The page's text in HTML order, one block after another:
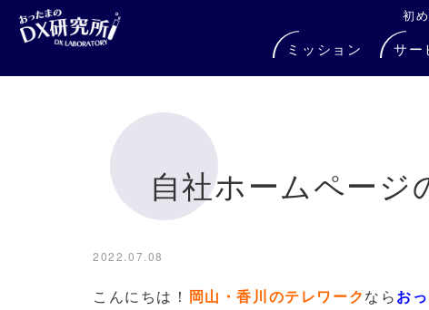
初
ミッション サー
自社ホームページ
2022.07.08
こんにちは！ 岡山・香川のテレワークならお